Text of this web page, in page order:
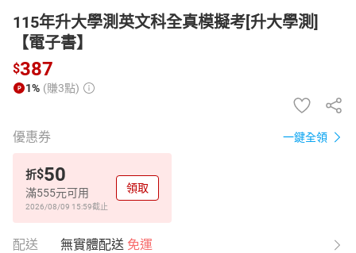
115年升大學測英文科全真模擬考[升大學測]
【電子書】
$387
1% (賺3點)
優惠券 一鍵全領
折$50
滿555元可用
2026/08/09 15:59截止
領取
配送 無實體配送 免運